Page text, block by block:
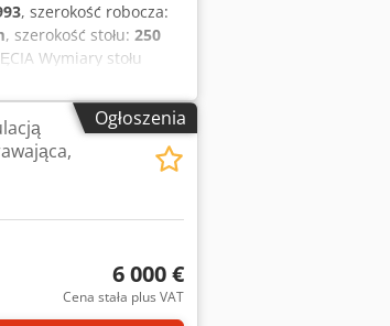
, szerokość robocza:
, szerokość stołu: 250
Wymiary stołu
R42/mm²: 6 mm
KOD
Ogłoszenia
6 000 €
Cena stała plus VAT